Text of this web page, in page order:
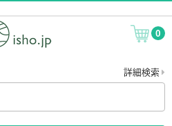
0
詳細検索